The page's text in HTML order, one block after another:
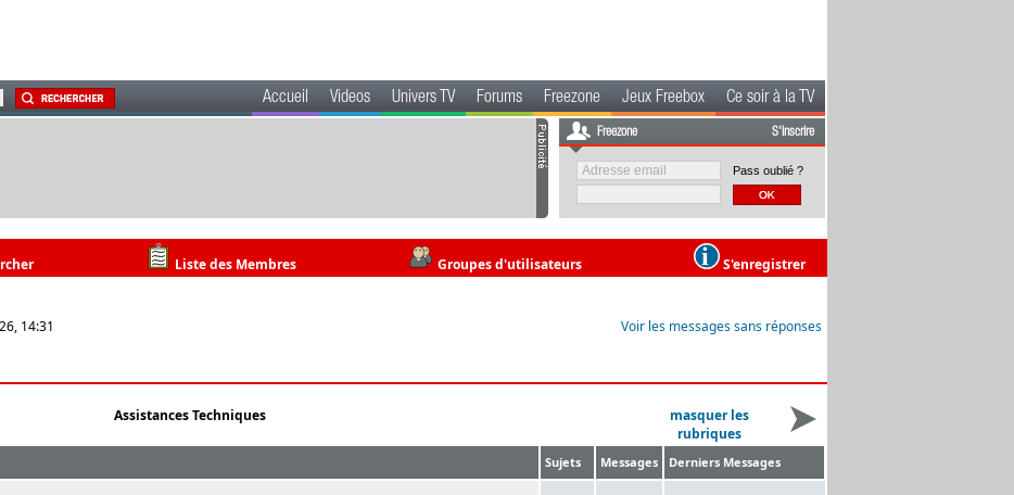
Accueil Videos Univers TV Forums Freezone Jeux Freebox Ce soir à la TV
Freezone S'inscrire
Pass oublié ?
Liste des Membres Groupes d'utilisateurs S'enregistrer
14:31
Voir les messages sans réponses
Assistances Techniques
masquer les
rubriques
Sujets Messages Derniers Messages